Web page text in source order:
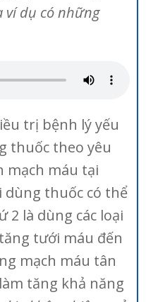
ví dụ có những
trị bệnh lý yếu
thuốc theo yêu
mạch máu tại
dùng thuốc có thể
2 là dùng các loại
tưới máu đến
mạch máu tân
tăng khả năng